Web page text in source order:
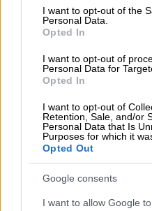
consent section.
I want to opt-out of the
Personal Data.
Opted In
I want to opt-out of
Personal Data for
Opted In
I want to opt-out of
Retention, Sale, and/or
Personal Data that Is
Purposes for which it
Opted Out
Google consents
I want to allow Google